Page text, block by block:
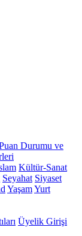
Durumu ve
Kültür-Sanat
Seyahat Siyaset
YaşamYurt
Üyelik Girişi